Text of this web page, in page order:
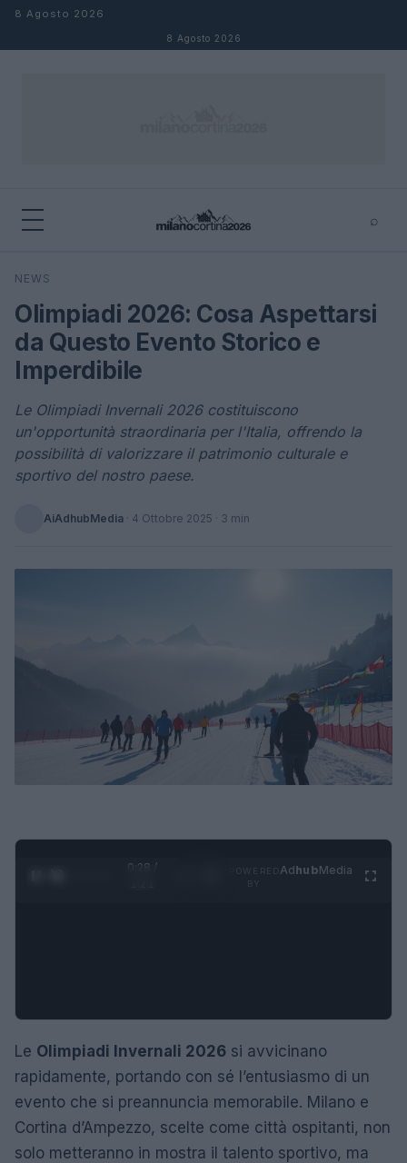
Salta al contenuto
8 Agosto 2026
8 Agosto 2026
⌕
Cerca
NEWS
Olimpiadi 2026: Cosa Aspettarsi
da Questo Evento Storico e
Imperdibile
Le Olimpiadi Invernali 2026 costituiscono
un'opportunità straordinaria per l'Italia, offrendo la
possibilità di valorizzare il patrimonio culturale e
sportivo del nostro paese.
AiAdhubMedia · 4 Ottobre 2025 · 3 min
0:29 /
AdhubMedia
Le Olimpiadi Invernali 2026 si avvicinano
rapidamente, portando con sé l’entusiasmo di un
evento che si preannuncia memorabile. Milano e
Cortina d’Ampezzo, scelte come città ospitanti, non
solo metteranno in mostra il talento sportivo, ma